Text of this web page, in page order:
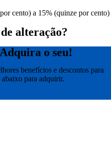
cento) a 15% (quinze por cento)
alteração?
o seu!
benefícios e descontos para
para adquirir.